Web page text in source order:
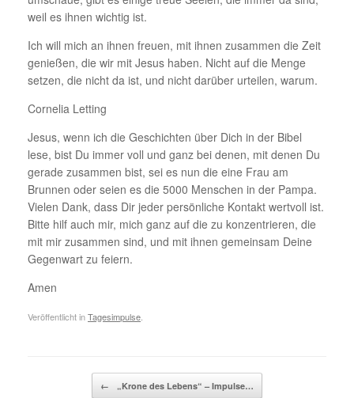
weil es ihnen wichtig ist.
Ich will mich an ihnen freuen, mit ihnen zusammen die Zeit
genießen, die wir mit Jesus haben. Nicht auf die Menge
setzen, die nicht da ist, und nicht darüber urteilen, warum.
Cornelia Letting
Jesus, wenn ich die Geschichten über Dich in der Bibel
lese, bist Du immer voll und ganz bei denen, mit denen Du
gerade zusammen bist, sei es nun die eine Frau am
Brunnen oder seien es die 5000 Menschen in der Pampa.
Vielen Dank, dass Dir jeder persönliche Kontakt wertvoll ist.
Bitte hilf auch mir, mich ganz auf die zu konzentrieren, die
mit mir zusammen sind, und mit ihnen gemeinsam Deine
Gegenwart zu feiern.
Amen
Veröffentlicht inTagesimpulse
← „Krone des Lebens“ – Impulse…